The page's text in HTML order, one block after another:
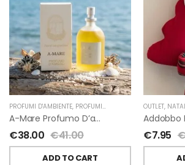
PROFUMI D'AMBIENTE, PROFUMI D'AMBIENTE FIORIRA' UN GIARDINO
A-Mare Profumo D’ambiente Di Fiorirà Un Giardino
€38.00 €41.00
ADD TO CART
OUTLET,
€7.95